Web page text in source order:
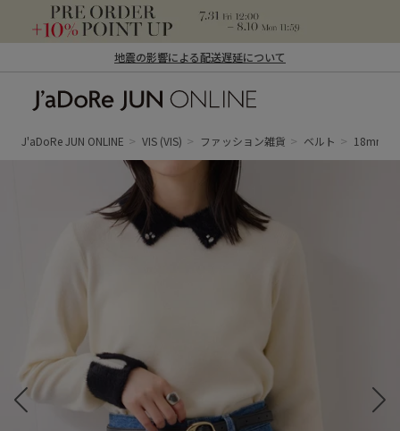
地震の影響による配送遅延について
ン オンライン）
J'aDoRe JUN ONLINE VIS (VIS) ファッション雑貨 ベルト 18mm幅